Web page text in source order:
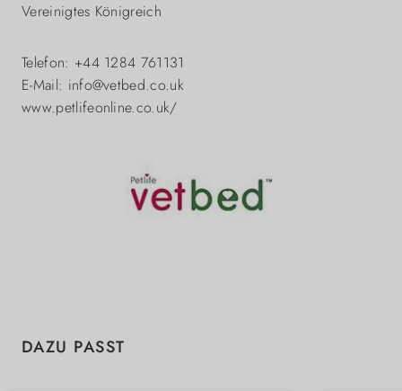
Vereinigtes Königreich
Telefon: +44 1284 761131
E-Mail: info@vetbed.co.uk
www.petlifeonline.co.uk/
Produktgalerie überspringen
DAZU PASST